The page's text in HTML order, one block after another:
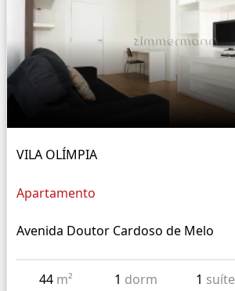
VILA OLÍMPIA
Apartamento
Avenida Doutor Cardoso de Melo
44 m² 1 dorm 1 suíte